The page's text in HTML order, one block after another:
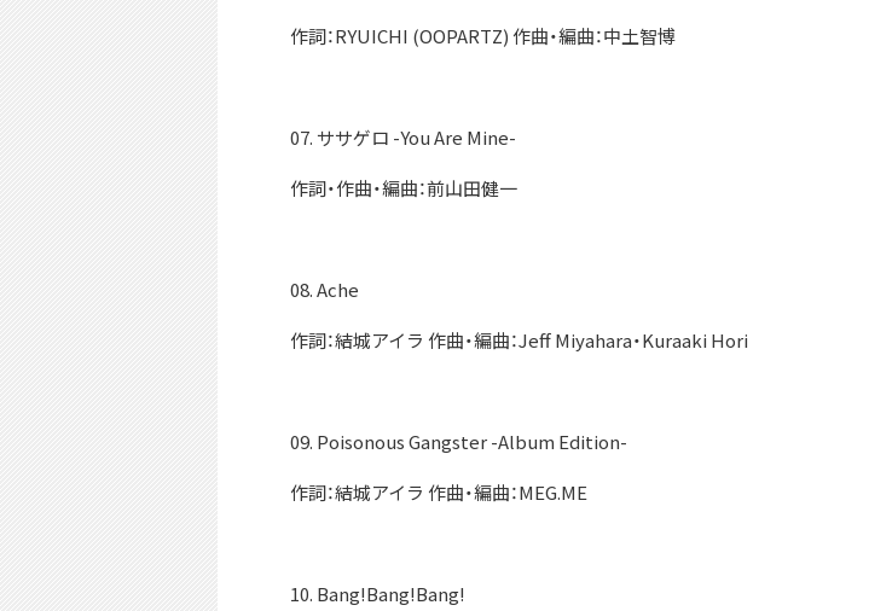
作詞：RYUICHI (OOPARTZ) 作曲・編曲：中土智博
07. ササゲロ -You Are Mine-
作詞・作曲・編曲：前山田健一
08. Ache
作詞：結城アイラ 作曲・編曲：Jeff Miyahara・Kuraaki Hori
09. Poisonous Gangster -Album Edition-
作詞：結城アイラ 作曲・編曲：MEG.ME
10. Bang!Bang!Bang!